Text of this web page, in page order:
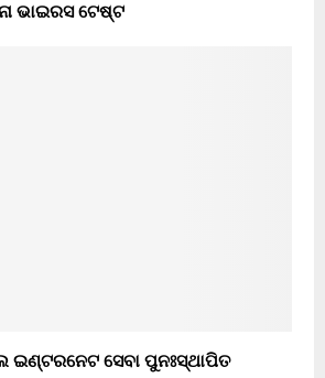
ଭାଇରସ ଟେଷ୍ଟ
ଇଣ୍ଟରନେଟ ସେବା ପୁନଃସ୍ଥାପିତ